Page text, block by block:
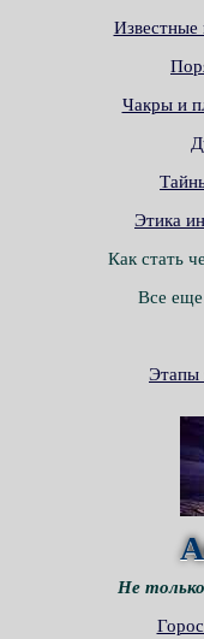
Чакры и
Этика
Как стать
Все еще
Этапы
Не